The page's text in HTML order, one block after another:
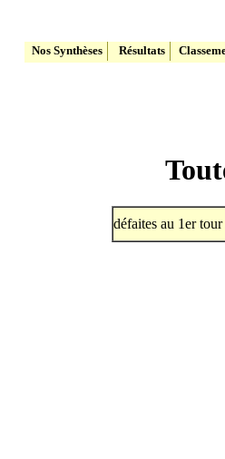
Nos Synthèses Résultats
défaites au 1er